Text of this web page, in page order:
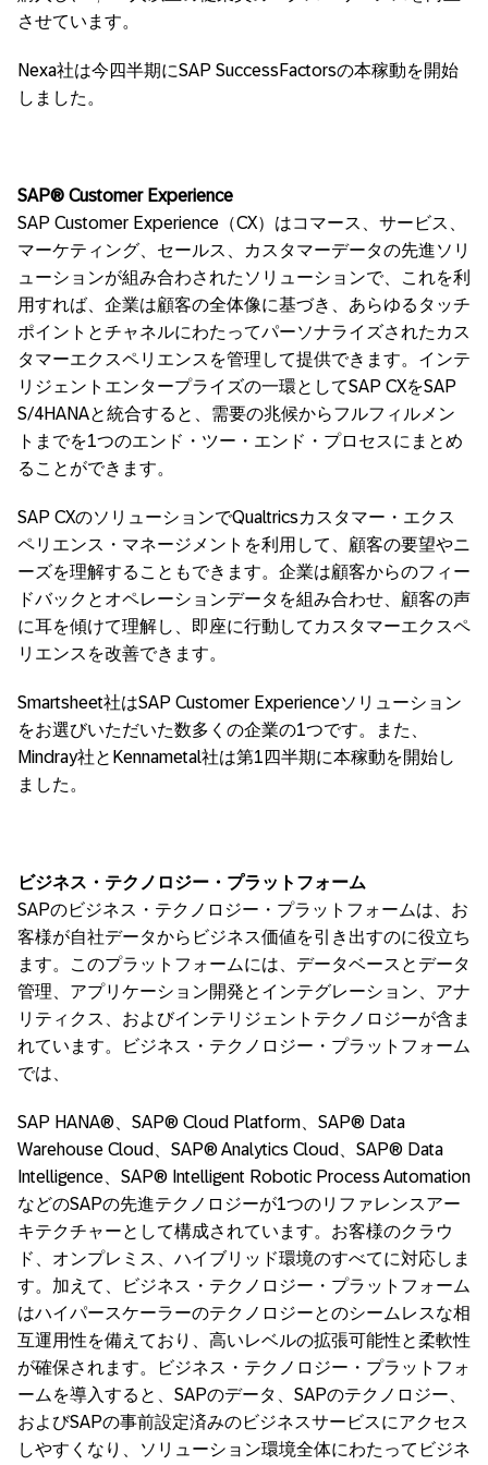
させています。
Nexa社は今四半期にSAP SuccessFactorsの本稼動を開始
しました。
SAP® Customer Experience
SAP Customer Experience（CX）はコマース、サービス、
マーケティング、セールス、カスタマーデータの先進ソリ
ューションが組み合わされたソリューションで、これを利
用すれば、企業は顧客の全体像に基づき、あらゆるタッチ
ポイントとチャネルにわたってパーソナライズされたカス
タマーエクスペリエンスを管理して提供できます。インテ
リジェントエンタープライズの一環としてSAP CXをSAP
S/4HANAと統合すると、需要の兆候からフルフィルメン
トまでを1つのエンド・ツー・エンド・プロセスにまとめ
ることができます。
SAP CXのソリューションでQualtricsカスタマー・エクス
ペリエンス・マネージメントを利用して、顧客の要望やニ
ーズを理解することもできます。企業は顧客からのフィー
ドバックとオペレーションデータを組み合わせ、顧客の声
に耳を傾けて理解し、即座に行動してカスタマーエクスペ
リエンスを改善できます。
Smartsheet社はSAP Customer Experienceソリューション
をお選びいただいた数多くの企業の1つです。また、
Mindray社とKennametal社は第1四半期に本稼動を開始し
ました。
ビジネス・テクノロジー・プラットフォーム
SAPのビジネス・テクノロジー・プラットフォームは、お
客様が自社データからビジネス価値を引き出すのに役立ち
ます。このプラットフォームには、データベースとデータ
管理、アプリケーション開発とインテグレーション、アナ
リティクス、およびインテリジェントテクノロジーが含ま
れています。ビジネス・テクノロジー・プラットフォーム
では、
SAP HANA®、SAP® Cloud Platform、SAP® Data
Warehouse Cloud、SAP® Analytics Cloud、SAP® Data
Intelligence、SAP® Intelligent Robotic Process Automation
などのSAPの先進テクノロジーが1つのリファレンスアー
キテクチャーとして構成されています。お客様のクラウ
ド、オンプレミス、ハイブリッド環境のすべてに対応しま
す。加えて、ビジネス・テクノロジー・プラットフォーム
はハイパースケーラーのテクノロジーとのシームレスな相
互運用性を備えており、高いレベルの拡張可能性と柔軟性
が確保されます。ビジネス・テクノロジー・プラットフォ
ームを導入すると、SAPのデータ、SAPのテクノロジー、
およびSAPの事前設定済みのビジネスサービスにアクセス
しやすくなり、ソリューション環境全体にわたってビジネ